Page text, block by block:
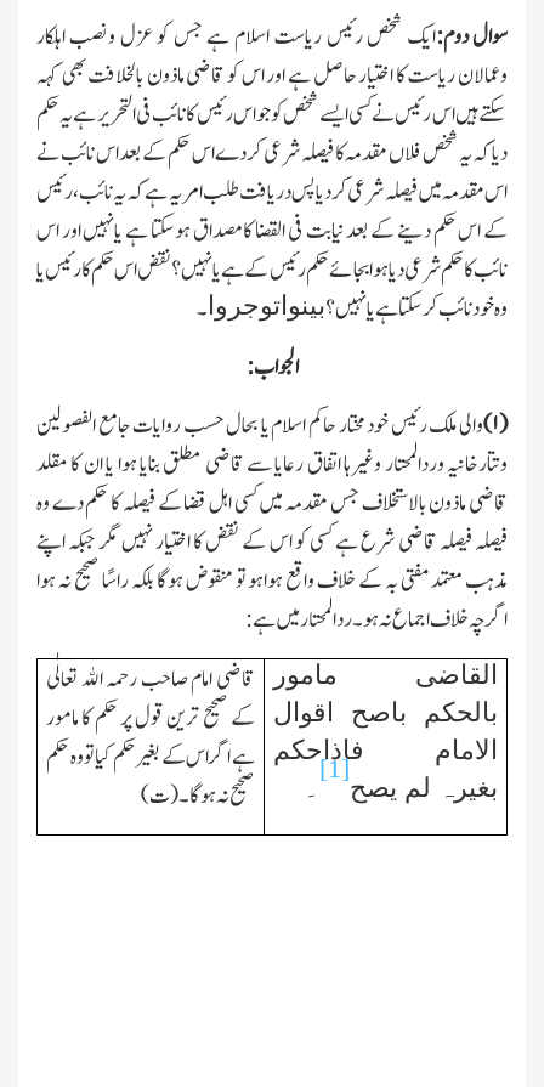
سوال دوم:ایك شخص رئیس ریاست اسلام ہے جس کو عزل ونصب اہلکار
وعمالان ریاست کا اختیار حاصل ہے اور اس کو قاضی ماذون بالخلافت بھی کہہ
سکتے ہیں اس رئیس نے کسی ایسے شخص کو جو اس رئیس کا نائب فی التحریر ہے یہ حکم
دیا کہ یہ شخص فلاں مقدمہ کا فیصلہ شرعی کردے اس حکم کے بعد اس نائب نے
اس مقدمہ میں فیصلہ شرعی کردیا پس دریافت طلب امر یہ ہے کہ یہ نائب،رئیس
کے اس حکم دینے کے بعد نیابت فی القضا کا مصداق ہوسکتا ہے یانہیں اور اس
نائب کا حکم شرعی دیا ہوابجائے حکم رئیس کے ہے یانہیں؟نقض اس حکم کا رئیس یا
وہ خود نائب کرسکتا ہے یانہیں؟بینواتوجروا۔
الجواب :
(۱) والی ملك رئیس خود مختار حاکم اسلام یا بحال حسب روایات جامع الفصولین
وتتارخانیہ وردالمحتار وغیرہا اتفاق رعایا سے قاضی مطلق بنایا ہوا یا ان کا مقلد
قاضی ماذون بالاستخلاف جس مقدمہ میں کسی اہل قضا کے فیصلہ کا حکم دے وہ
فیصلہ فیصلہ قاضی شرع ہے کسی کو اس کے نقض کا اختیار نہیں مگر جبکہ اپنے
مذہب معتمد مفتی بہ کے خلاف واقع ہواہو تو منقوض ہوگا بلکہ راسًا صحیح نہ ہوا
اگرچہ خلاف اجماع نہ ہو۔ردالمحتار میں ہے:
القاضی مامور
بالحکم باصح اقوال
الامام فاذاحکم
بغیرہ لم یصح
[1]
۔
قاضی امام صاحب رحمہ اﷲ تعالٰی
کے صحیح ترین قول پر حکم کا مامور
ہے اگر اس کے بغیر حکم کیا تو وہ حکم
صحیح نہ ہوگا۔(ت)